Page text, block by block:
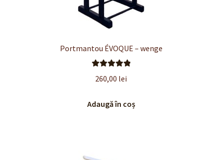
Portmantou ÉVOQUE – wenge
5.00
260,00 lei
Adaugă în coș